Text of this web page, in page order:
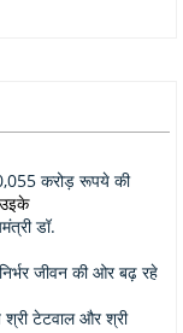
करोड़ रूपये की
डॉ.
जीवन की ओर बढ़ रहे
श्री टेटवाल और श्री